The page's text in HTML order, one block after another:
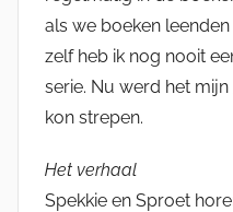
als we boeken
zelf heb ik nog nooit
serie. Nu werd het
kon strepen.
Het verhaal
Spekkie en Sproet